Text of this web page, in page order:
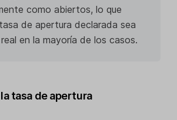
como abiertos, lo que
de apertura declarada sea
en la mayoría de los casos.
tasa de apertura